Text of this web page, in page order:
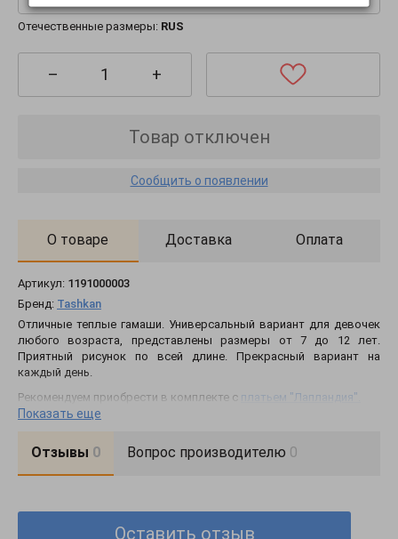
Отечественные размеры: RUS
– +
Товар отключен
Сообщить о появлении
О товаре Доставка Оплата
Артикул: 1191000003
Бренд: Tashkan
Отличные теплые гамаши. Универсальный вариант для девочек
любого возраста, представлены размеры от 7 до 12 лет.
Приятный рисунок по всей длине. Прекрасный вариант на
каждый день.
Рекомендуем приобрести в комплекте с платьем "Лапландия".
Состав: 70% акрил, 30% шерсть.
Размер Об. Талии Об. Бедер Дл. Шаг. Шва
116-122
38 - 54 38 - 54 42
Показать еще
Отзывы 0 Вопрос производителю 0
Оставить отзыв